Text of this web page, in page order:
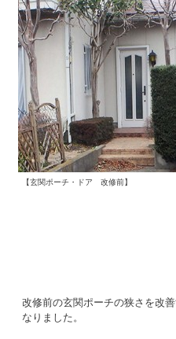
【玄関ポーチ・ドア 改修前】
改修前の玄関ポーチの狭さを改
なりました。